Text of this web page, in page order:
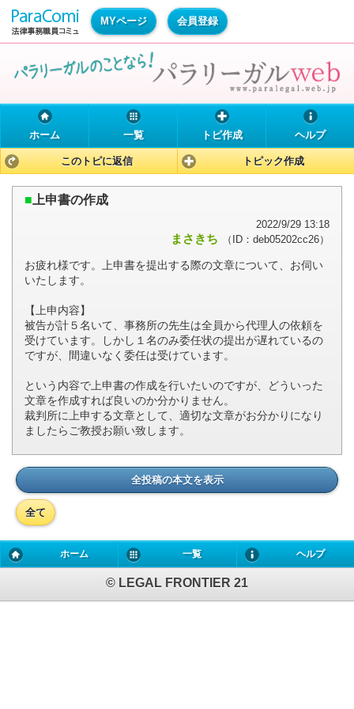
MYページ 会員登録
ホーム 一覧 トピ作成 ヘルプ
このトピに返信 トピック作成
■ 上申書の作成
2022/9/29 13:18
まさきち （ID：deb05202cc26）
お疲れ様です。上申書を提出する際の文章について、お伺い
いたします。
【上申内容】
被告が計５名いて、事務所の先生は全員から代理人の依頼を
受けています。しかし１名のみ委任状の提出が遅れているの
ですが、間違いなく委任は受けています。
という内容で上申書の作成を行いたいのですが、どういった
文章を作成すれば良いのか分かりません。
裁判所に上申する文章として、適切な文章がお分かりになり
ましたらご教授お願い致します。
全投稿の本文を表示
全て
ホーム 一覧 ヘルプ
© LEGAL FRONTIER 21